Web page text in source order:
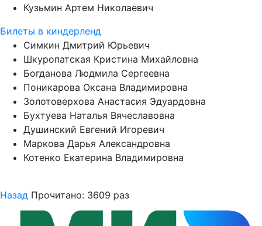
Кузьмин Артем Николаевич
Билеты в киндерленд
Симкин Дмитрий Юрьевич
Шкуропатская Кристина Михайловна
Богданова Людмила Сергеевна
Поникарова Оксана Владимировна
Золотоверхова Анастасия Эдуардовна
Бухтуева Наталья Вячеславовна
Душинский Евгений Игоревич
Маркова Дарья Александровна
Котенко Екатерина Владимировна
Назад Прочитано: 3609 раз